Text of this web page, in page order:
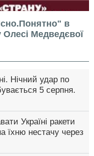
в
Олесі Медведєвої
Нічний удар по
5 серпня.
Україні ракети
їхню нестачу через